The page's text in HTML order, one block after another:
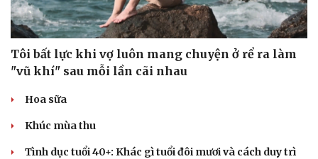
Tôi bất lực khi vợ luôn mang chuyện ở rể ra làm
"vũ khí" sau mỗi lần cãi nhau
Hoa sữa
Khúc mùa thu
Tình dục tuổi 40+: Khác gì tuổi đôi mươi và cách duy trì